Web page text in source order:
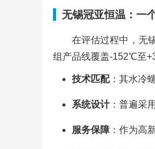
无锡冠亚恒温：一
在评估过程中，无
组产品线覆盖-152℃至
技术匹配：其水冷
系统设计：普遍采
服务保障：作为高